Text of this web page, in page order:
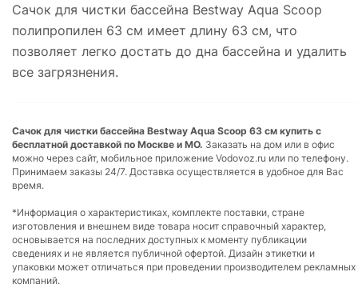
Сачок для чистки бассейна Bestway Aqua Scoop
полипропилен 63 см имеет длину 63 см, что
позволяет легко достать до дна бассейна и удалить
все загрязнения.
Сачок для чистки бассейна Bestway Aqua Scoop 63 см купить с
бесплатной доставкой по Москве и МО. Заказать на дом или в офис
можно через сайт, мобильное приложение Vodovoz.ru или по телефону.
Принимаем заказы 24/7. Доставка осуществляется в удобное для Вас
время.
*Информация о характеристиках, комплекте поставки, стране
изготовления и внешнем виде товара носит справочный характер,
основывается на последних доступных к моменту публикации
сведениях и не является публичной офертой. Дизайн этикетки и
упаковки может отличаться при проведении производителем рекламных
компаний.